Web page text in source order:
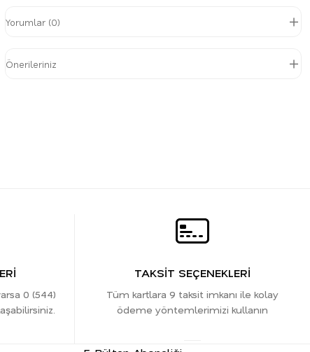
Yorumlar (0)
Önerileriniz
0 (544)
TAKSİT SEÇENEKLERİ
Tüm kartlara 9 taksit imkanı ile kolay
ödeme yöntemlerimizi kullanın